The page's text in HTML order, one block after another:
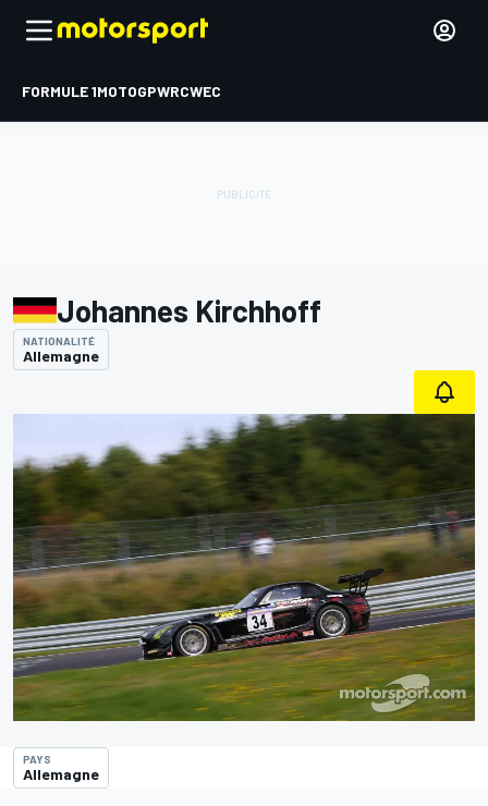
FORMULE 1MOTOGPWRCWEC
Johannes Kirchhoff
NATIONALITÉ
Allemagne
PAYS
Allemagne